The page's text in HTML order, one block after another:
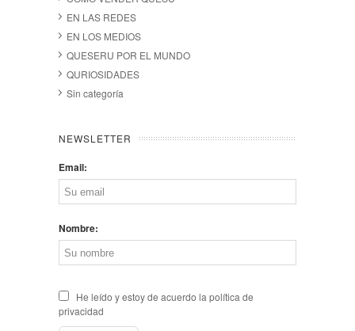
EN LAS REDES
EN LOS MEDIOS
QUESERU POR EL MUNDO
QURIOSIDADES
Sin categoría
NEWSLETTER
Email:
Nombre:
He leído y estoy de acuerdo la política de
privacidad